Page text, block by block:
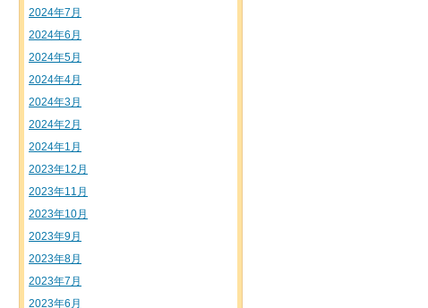
2024年7月
2024年6月
2024年5月
2024年4月
2024年3月
2024年2月
2024年1月
2023年12月
2023年11月
2023年10月
2023年9月
2023年8月
2023年7月
2023年6月